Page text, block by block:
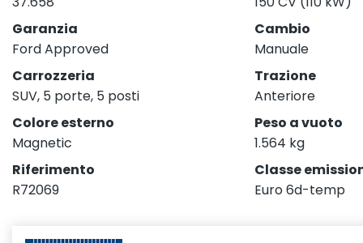
Garanzia
Ford Approved
Carrozzeria
SUV, 5 porte, 5 posti
Colore esterno
Magnetic
Riferimento
R72069
Cambio
Manuale
Trazione
Anteriore
Peso a vuoto
1.564 kg
Classe
Euro 6d-temp